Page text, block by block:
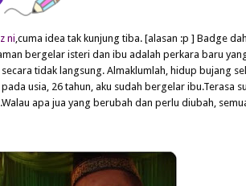
ni,cuma idea tak kunjung tiba. [alasan :p ] Badge
bergelar isteri dan ibu adalah perkara baru
tidak langsung. Almaklumlah, hidup bujang
usia, 26 tahun, aku sudah bergelar ibu.Terasa
apa jua yang berubah dan perlu diubah,